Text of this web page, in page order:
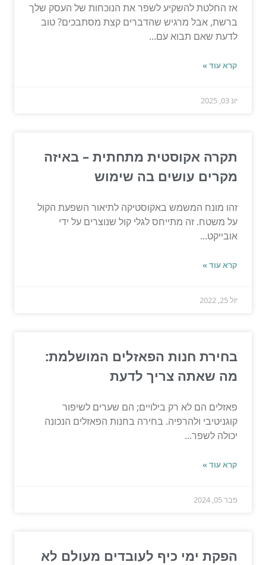
אז החלטת להשקיע לשפר את הנוכחות של העסק שלך
ברשת, אבל מרגיש שהדברים קצת מסתבכים? טוב
לדעת שאם תבוא עם...
קרא עוד »
יונ 03, 2025
תקרה אקוסטית מתחתית – באיזה
מקרים עושים בה שימוש
זהו מונח המשמש באקוסטיקה לתיאור השפעת הקול
על משטח. זה מתייחס לגלי קול שנוצרים על ידי
אובייקט...
קרא עוד »
יול 25, 2022
בחירת חנות הפאזלים המושלמת:
מה שאתה צריך לדעת
פאזלים הם לא רק בילויים; הם שערים לשיפור
קוגניטיבי ולהרפיה. בחירה בחנות הפאזלים הנכונה
יכולה לשפר...
קרא עוד »
פבר 05, 2024
הפקת ימי כיף לעובדים מעולם לא